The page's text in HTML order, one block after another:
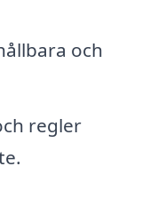
och
regler